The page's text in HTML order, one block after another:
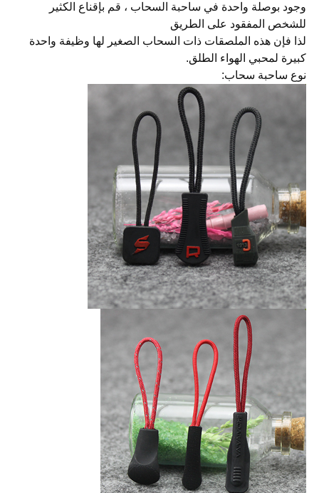
وجود بوصلة واحدة في ساحبة السحاب ، قم بإقناع الكثير
للشخص المفقود على الطريق
لذا فإن هذه الملصقات ذات السحاب الصغير لها وظيفة واحدة
كبيرة لمحبي الهواء الطلق.
نوع ساحبة سحاب: